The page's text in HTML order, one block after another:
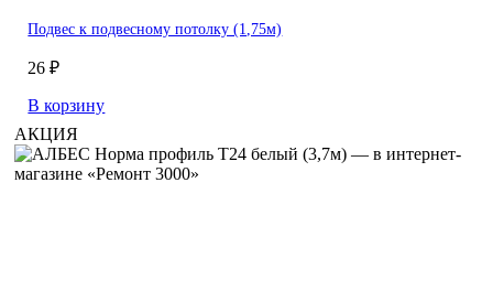
Подвес к подвесному потолку (1,75м)
26 ₽
В корзину
АКЦИЯ